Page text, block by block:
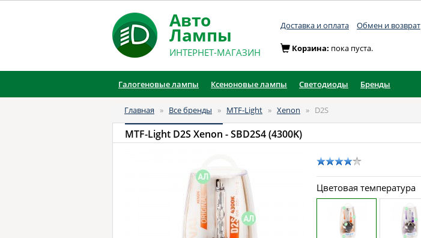
Авто
Лампы
ИНТЕРНЕТ-МАГАЗИН
Доставка и оплата Обмен и возврат
Корзина: пока пуста.
Галогеновые лампы Ксеноновые лампы Светодиоды Бренды
Главная » Все бренды » MTF-Light » Xenon » D2S
MTF-Light D2S Xenon - SBD2S4 (4300K)
Цветовая температура